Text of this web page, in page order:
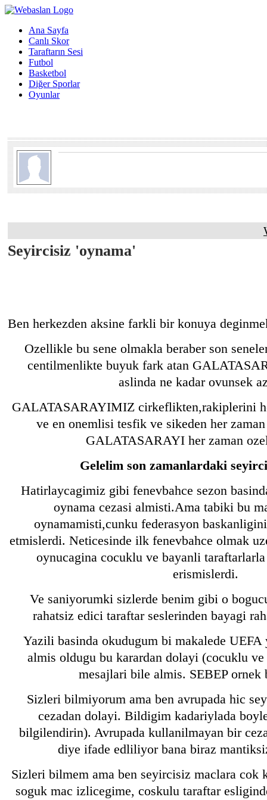
Ana Sayfa
Canlı Skor
Taraftarın Sesi
Futbol
Basketbol
Diğer Sporlar
Oyunlar
Seyircisiz 'oynama'
Ben herkezden aksine farkli bir konuya
Ozellikle bu sene olmakla beraber son
centilmenlikte buyuk fark atan
aslinda ne kadar ovunsek
GALATASARAYIMIZ cirkeflikten,rakiplerini
ve en onemlisi tesfik ve sikeden her
GALATASARAYI her zaman
Gelelim son zamanlardaki
Hatirlaycagimiz gibi fenevbahce sezon
oynama cezasi almisti.Ama tabiki bu
oynamamisti,cunku federasyon
etmislerdi. Neticesinde ilk fenevbahce olmak
oynucagina cocuklu ve bayanli
erismislerdi.
Ve saniyorumki sizlerde benim gibi o
rahatsiz edici taraftar seslerinden bayagi
Yazili basinda okudugum bi makalede
almis oldugu bu karardan dolayi (cocuklu
mesajlari bile almis. SEBEP ornek
Sizleri bilmiyorum ama ben avrupada hic
cezadan dolayi. Bildigim kadariylada
bilgilendirin). Avrupada kullanilmayan bir
diye ifade edliliyor bana biraz
Sizleri bilmem ama ben seyircisiz maclara
soguk mac izlicegime, coskulu taraftar